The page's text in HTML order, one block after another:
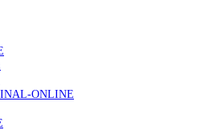
“Da urgência ao tribunal, cada
profissional faz a diferença”
ONLINE